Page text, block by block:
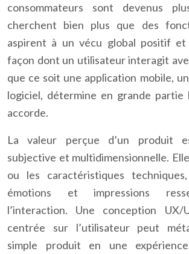
consommateurs sont devenus
cherchent bien plus que des
aspirent à un vécu global positif et
façon dont un utilisateur interagit
que ce soit une application mobile,
logiciel, détermine en grande partie
accorde.
La valeur perçue d’un produit
subjective et multidimensionnelle.
ou les caractéristiques
émotions et impressions
l’interaction. Une conception
centrée sur l’utilisateur peut
simple produit en une